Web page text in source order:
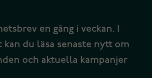
en gång i veckan. I
du läsa senaste nytt om
och aktuella kampanjer